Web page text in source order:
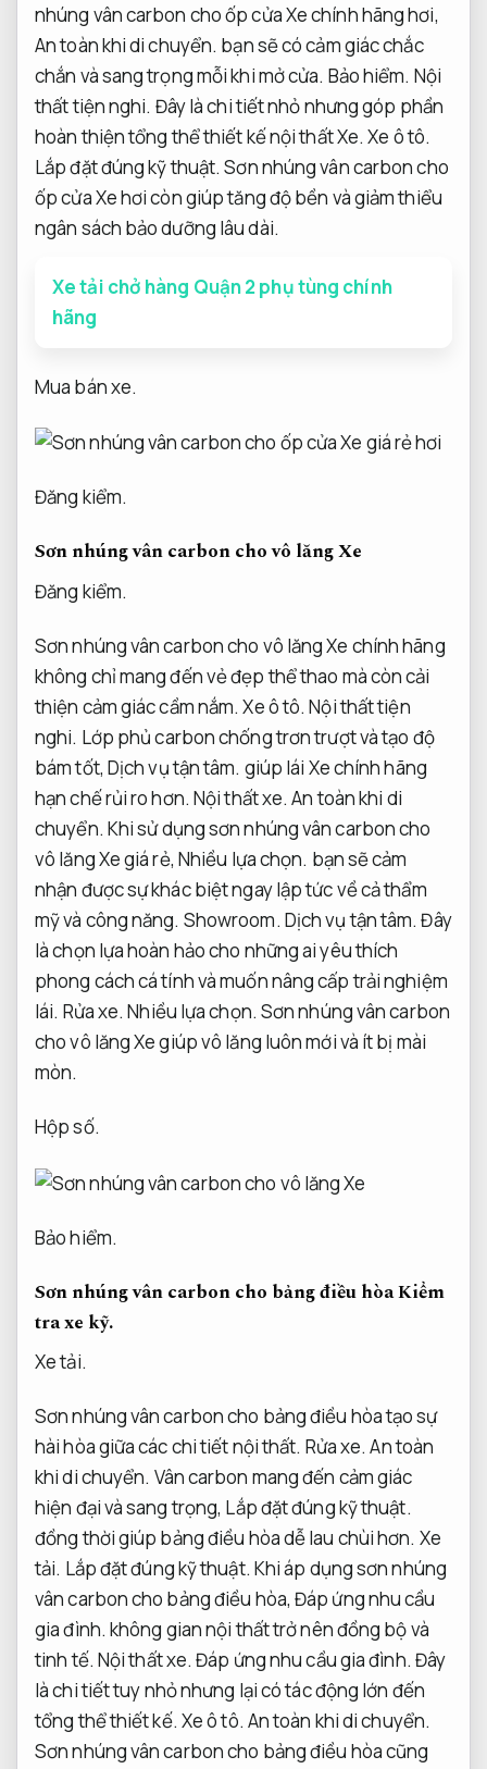
nhúng vân carbon cho ốp cửa Xe chính hãng hơi,
An toàn khi di chuyển. bạn sẽ có cảm giác chắc
chắn và sang trọng mỗi khi mở cửa. Bảo hiểm. Nội
thất tiện nghi. Đây là chi tiết nhỏ nhưng góp phần
hoàn thiện tổng thể thiết kế nội thất Xe.Xe ô tô.
Lắp đặt đúng kỹ thuật. Sơn nhúng vân carbon cho
ốp cửa Xe hơi còn giúp tăng độ bền và giảm thiểu
ngân sách bảo dưỡng lâu dài.
Xe tải chở hàng Quận 2 phụ tùng chính
hãng
Mua bán xe.
Đăng kiểm.
Sơn nhúng vân carbon cho vô lăng Xe
Đăng kiểm.
Sơn nhúng vân carbon cho vô lăng Xe chính hãng
không chỉ mang đến vẻ đẹp thể thao mà còn cải
thiện cảm giác cầm nắm.Xe ô tô. Nội thất tiện
nghi. Lớp phủ carbon chống trơn trượt và tạo độ
bám tốt, Dịch vụ tận tâm. giúp lái Xe chính hãng
hạn chế rủi ro hơn. Nội thất xe. An toàn khi di
chuyển. Khi sử dụng sơn nhúng vân carbon cho
vô lăng Xe giá rẻ, Nhiều lựa chọn. bạn sẽ cảm
nhận được sự khác biệt ngay lập tức về cả thẩm
mỹ và công năng. Showroom. Dịch vụ tận tâm. Đây
là chọn lựa hoàn hảo cho những ai yêu thích
phong cách cá tính và muốn nâng cấp trải nghiệm
lái. Rửa xe. Nhiều lựa chọn. Sơn nhúng vân carbon
cho vô lăng Xe giúp vô lăng luôn mới và ít bị mài
mòn.
Hộp số.
Bảo hiểm.
Sơn nhúng vân carbon cho bảng điều hòaKiểm
tra xe kỹ.
Xe tải.
Sơn nhúng vân carbon cho bảng điều hòa tạo sự
hài hòa giữa các chi tiết nội thất. Rửa xe. An toàn
khi di chuyển. Vân carbon mang đến cảm giác
hiện đại và sang trọng, Lắp đặt đúng kỹ thuật.
đồng thời giúp bảng điều hòa dễ lau chùi hơn. Xe
tải. Lắp đặt đúng kỹ thuật. Khi áp dụng sơn nhúng
vân carbon cho bảng điều hòa,Đáp ứng nhu cầu
gia đình. không gian nội thất trở nên đồng bộ và
tinh tế. Nội thất xe. Đáp ứng nhu cầu gia đình. Đây
là chi tiết tuy nhỏ nhưng lại có tác động lớn đến
tổng thể thiết kế. Xe ô tô. An toàn khi di chuyển.
Sơn nhúng vân carbon cho bảng điều hòa cũng